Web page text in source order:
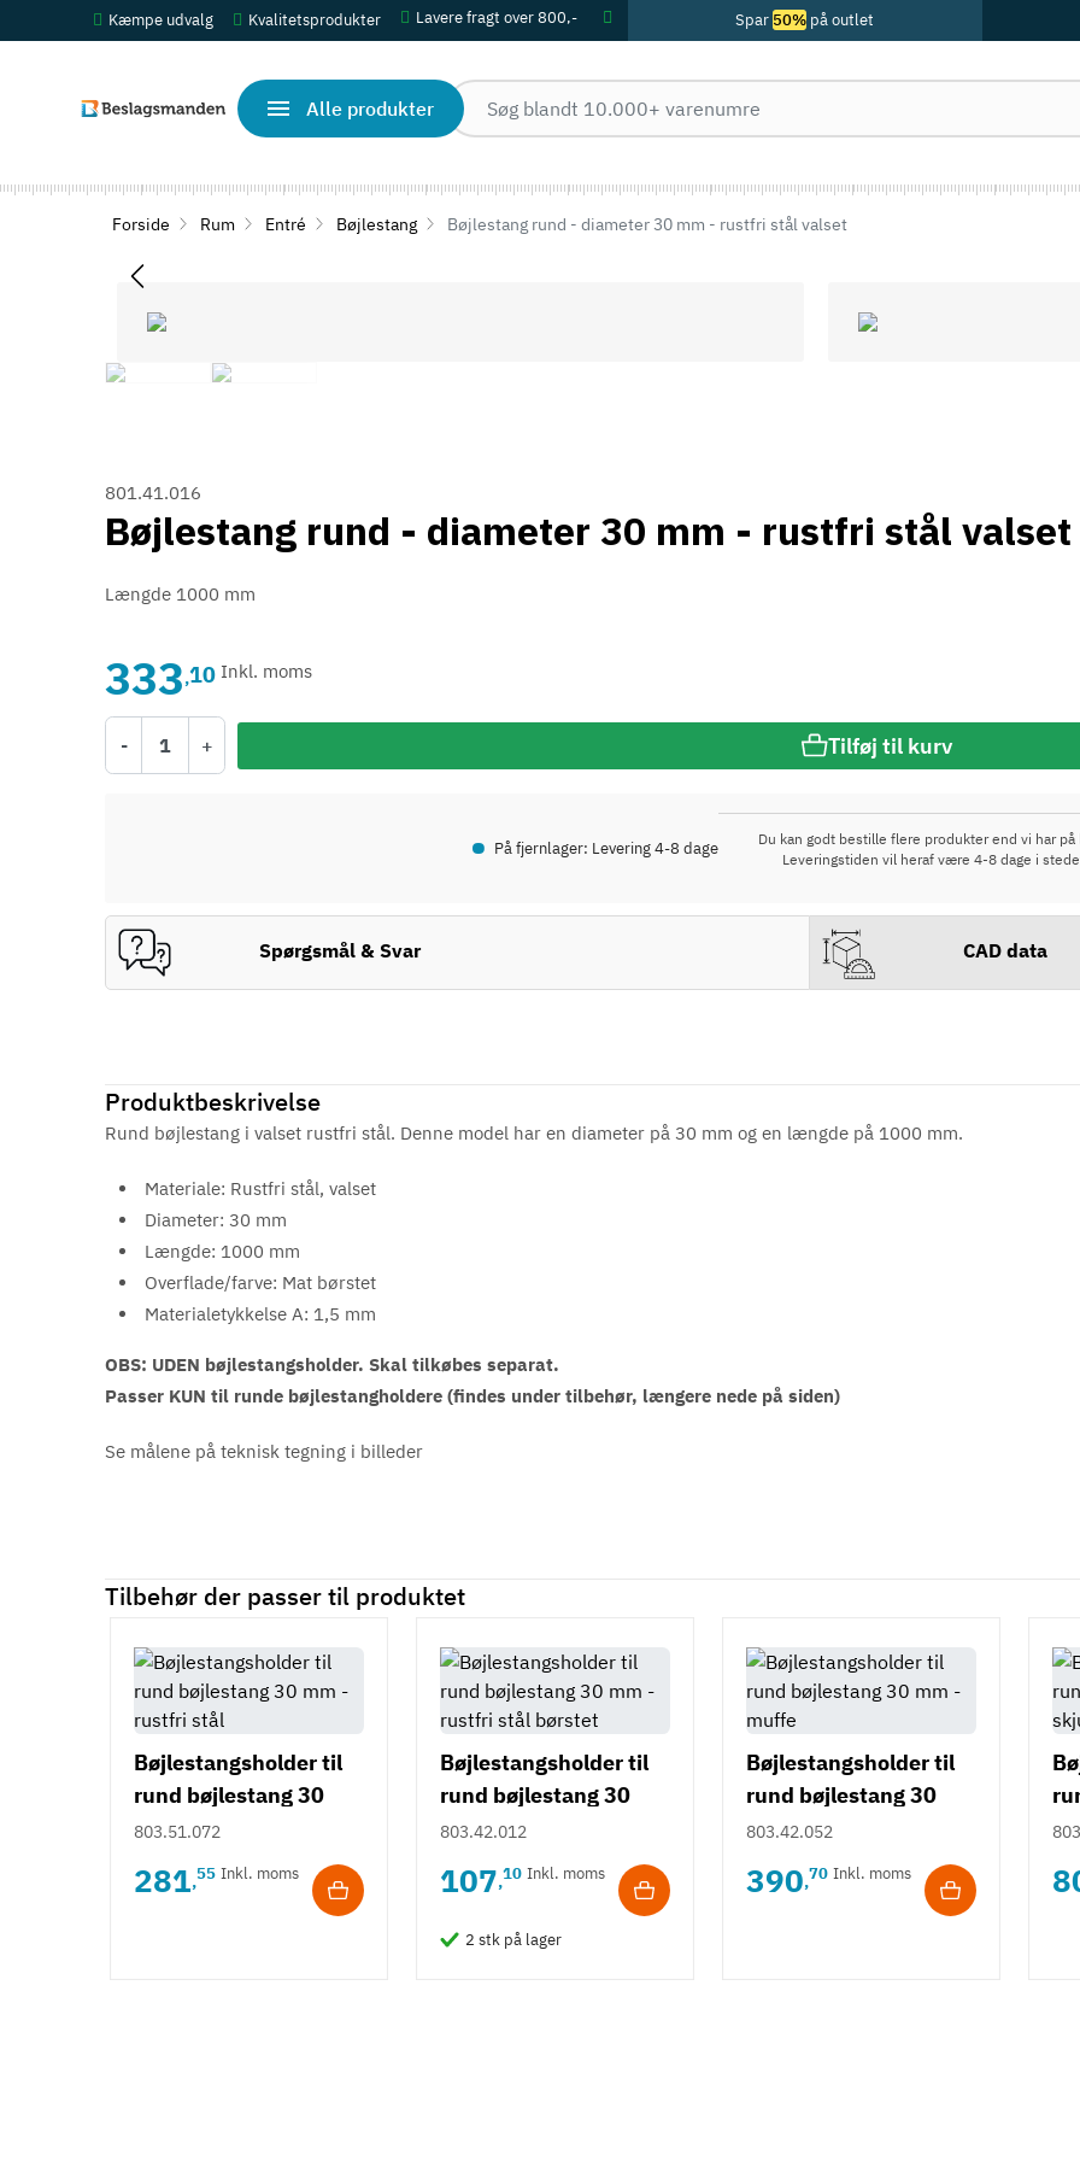
Kæmpe udvalg Kvalitetsprodukter Lavere fragt over 800,- Spar 50% på outlet
Alle produkter
Forside Rum Entré Bøjlestang Bøjlestang rund - diameter 30 mm - rustfri stål valset
Produktbeskrivelse
Rund bøjlestang i valset rustfri stål. Denne model har en diameter på 30 mm og en længde på 1000 mm.
Materiale: Rustfri stål, valset
Diameter: 30 mm
Længde: 1000 mm
Overflade/farve: Mat børstet
Materialetykkelse A: 1,5 mm
OBS: UDEN bøjlestangsholder. Skal tilkøbes separat.
Passer KUN til runde bøjlestangholdere (findes under tilbehør, længere nede på siden)
Se målene på teknisk tegning i billeder
Tilbehør der passer til produktet
Bøjlestangsholder til
rund bøjlestang 30
mm - rustfri stål
803.51.072
281,55 Inkl. moms
Bøjlestangsholder til
rund bøjlestang 30
mm - rustfri stål
803.42.012
107,10 Inkl. moms
2 stk på lager
Bøjlestangsholder til
rund bøjlestang 30
mm - muffe
803.42.052
390,70 Inkl. moms
801.41.016
Bøjlestang rund - diameter 30 mm - rustfri stål valset
Længde 1000 mm
333,10 Inkl. moms
- + Tilføj til kurv
• På fjernlager: Levering 4-8 dage
Du kan godt bestille flere produkter end vi har på
Leveringstiden vil heraf være 4-8 dage i
Spørgsmål & Svar CAD data